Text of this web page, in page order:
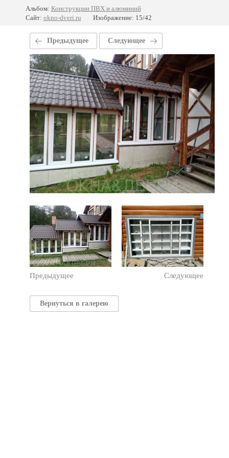
Альбом: Конструкции ПВХ и алюминий
Сайт: okno-dveri.ru Изображение: 15/42
Предыдущее Следующее
Предыдущее Следующее
Вернуться в галерею